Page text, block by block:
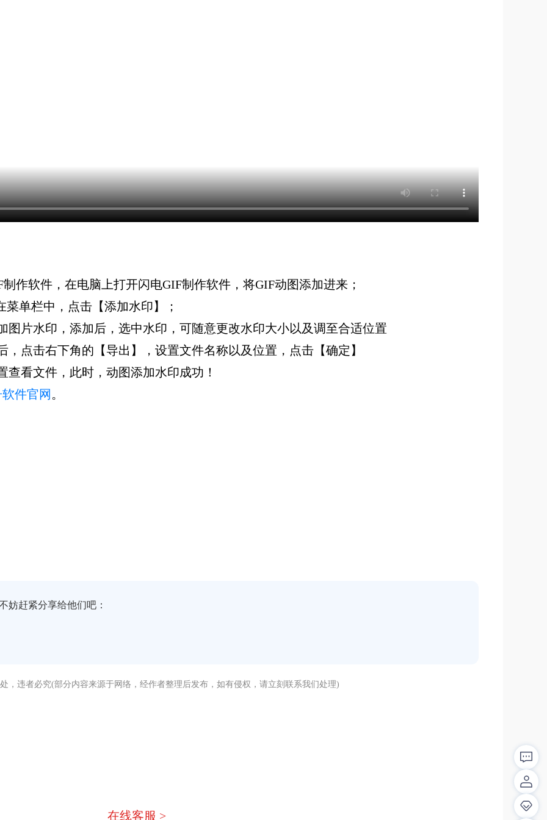
作软件，在电脑上打开闪电GIF制作软件，将GIF动图添加进来；
单栏中，点击【添加水印】；
图片水印，添加后，选中水印，可随意更改水印大小以及调至合适位置
点击右下角的【导出】，设置文件名称以及位置，点击【确定】
看文件，此时，动图添加水印成功！
件官网 。
妨赶紧分享给他们吧：
，违者必究(部分内容来源于网络，经作者整理后发布，如有侵权，请立刻联系我们处理)
在线客服 >